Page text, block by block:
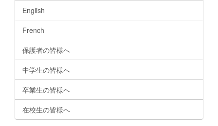
English
French
保護者の皆様へ
中学生の皆様へ
卒業生の皆様へ
在校生の皆様へ